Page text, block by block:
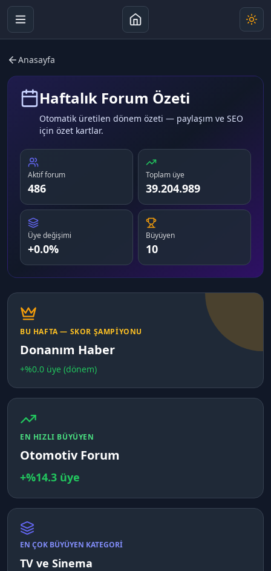
Anasayfa
Haftalık Forum Özeti
Otomatik üretilen dönem özeti — paylaşım ve SEO
için özet kartlar.
Aktif forum
486
Toplam üye
39.204.989
Üye değişimi
+0.0%
Büyüyen
10
BU HAFTA— SKOR ŞAMPIYONU
Donanım Haber
+%0.0 üye (dönem)
EN HIZLI BÜYÜYEN
Otomotiv Forum
+%14.3 üye
EN ÇOK BÜYÜYEN KATEGORI
TV ve Sinema